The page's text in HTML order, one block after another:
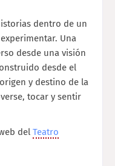
dentro de un
Una
desde una visión
desde el
y destino de la
tocar y sentir
del Teatro